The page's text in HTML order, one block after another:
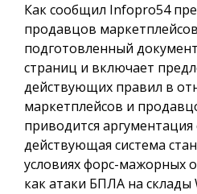
Как сообщил Infopro54
продавцов
подготовленный
страниц и включает
действующих правил в
маркетплейсов и
приводится
действующая система
условиях форс-мажорных
как атаки БПЛА на склады